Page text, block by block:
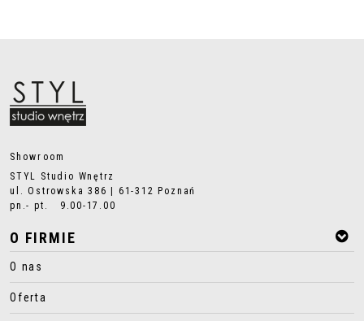
Showroom
STYL Studio Wnętrz
ul. Ostrowska 386 | 61-312 Poznań
pn.- pt. 9.00-17.00
O FIRMIE
O nas
Oferta